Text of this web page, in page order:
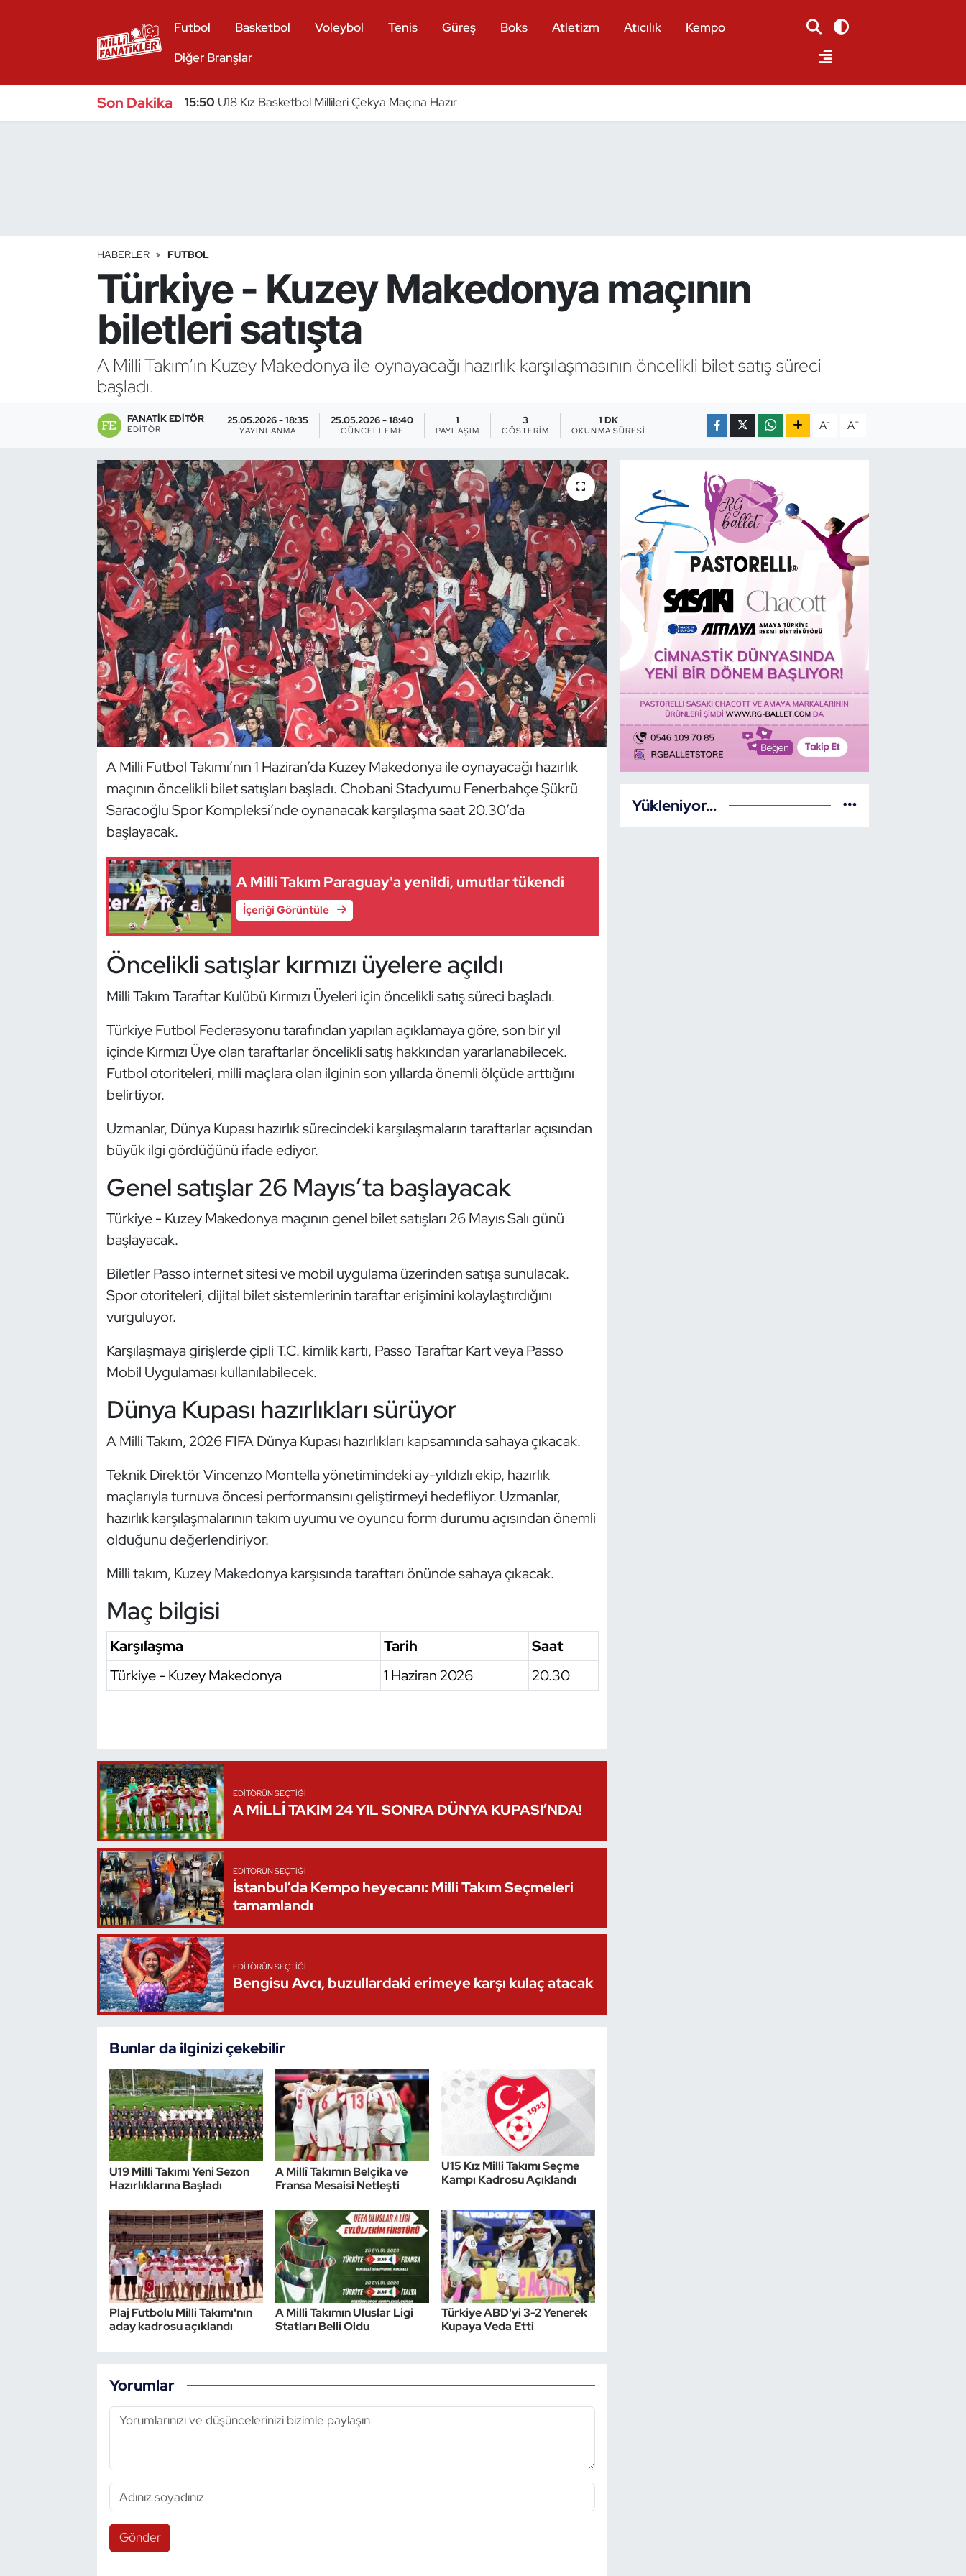
Futbol Basketbol Voleybol Tenis Güreş Boks Atletizm Atıcılık
Kempo
Diğer Branşlar
Son Dakika 15:50 U18 Kız Basketbol Millileri Çekya Maçına Hazır
HABERLER FUTBOL
Türkiye - Kuzey Makedonya maçının
biletleri satışta
A Milli Takım’ın Kuzey Makedonya ile oynayacağı hazırlık karşılaşmasının öncelikli bilet satış süreci
başladı.
FANATIK EDITÖR
EDITÖR
25.05.2026 - 18:35
YAYINLANMA
25.05.2026 - 18:40
GÜNCELLEME
1
PAYLAŞIM
3
GÖSTERIM
1 DK
OKUNMA SÜRESI A- A+
A Milli Futbol Takımı’nın 1 Haziran’da Kuzey Makedonya ile oynayacağı hazırlık
maçının öncelikli bilet satışları başladı. Chobani Stadyumu Fenerbahçe Şükrü
Saracoğlu Spor Kompleksi’nde oynanacak karşılaşma saat 20.30’da
başlayacak.
A Milli Takım Paraguay'a yenildi, umutlar tükendi
İçeriği Görüntüle
Öncelikli satışlar kırmızı üyelere açıldı
Milli Takım Taraftar Kulübü Kırmızı Üyeleri için öncelikli satış süreci başladı.
Türkiye Futbol Federasyonu tarafından yapılan açıklamaya göre, son bir yıl
içinde Kırmızı Üye olan taraftarlar öncelikli satış hakkından yararlanabilecek.
Futbol otoriteleri, milli maçlara olan ilginin son yıllarda önemli ölçüde arttığını
belirtiyor.
Uzmanlar, Dünya Kupası hazırlık sürecindeki karşılaşmaların taraftarlar açısından
büyük ilgi gördüğünü ifade ediyor.
Genel satışlar 26 Mayıs’ta başlayacak
Türkiye - Kuzey Makedonya maçının genel bilet satışları 26 Mayıs Salı günü
başlayacak.
Biletler Passo internet sitesi ve mobil uygulama üzerinden satışa sunulacak.
Spor otoriteleri, dijital bilet sistemlerinin taraftar erişimini kolaylaştırdığını
vurguluyor.
Karşılaşmaya girişlerde çipli T.C. kimlik kartı, Passo Taraftar Kart veya Passo
Mobil Uygulaması kullanılabilecek.
Dünya Kupası hazırlıkları sürüyor
A Milli Takım, 2026 FIFA Dünya Kupası hazırlıkları kapsamında sahaya çıkacak.
Teknik Direktör Vincenzo Montella yönetimindeki ay-yıldızlı ekip, hazırlık
maçlarıyla turnuva öncesi performansını geliştirmeyi hedefliyor. Uzmanlar,
hazırlık karşılaşmalarının takım uyumu ve oyuncu form durumu açısından önemli
olduğunu değerlendiriyor.
Milli takım, Kuzey Makedonya karşısında taraftarı önünde sahaya çıkacak.
Maç bilgisi
Karşılaşma Tarih
Saat
Türkiye - Kuzey Makedonya
1 Haziran 2026 20.30
EDITÖRÜN SEÇTIĞI
A MİLLİ TAKIM 24 YIL SONRA DÜNYA KUPASI’NDA!
EDITÖRÜN SEÇTIĞI
İstanbul’da Kempo heyecanı: Milli Takım Seçmeleri
tamamlandı
EDITÖRÜN SEÇTIĞI
Bengisu Avcı, buzullardaki erimeye karşı kulaç atacak
Bunlar da ilginizi çekebilir
U19 Milli Takımı Yeni Sezon
Hazırlıklarına Başladı
A Millî Takımın Belçika ve
Fransa Mesaisi Netleşti
U15 Kız Milli Takımı Seçme
Kampı Kadrosu Açıklandı
Plaj Futbolu Milli Takımı'nın
aday kadrosu açıklandı
A Milli Takımın Uluslar Ligi
Statları Belli Oldu
Türkiye ABD'yi 3-2 Yenerek
Kupaya Veda Etti
Yorumlar
Gönder
Yükleniyor...
Bocce Bowling Dart
Buz Hokeyi
Buz Pateni
Çim Hokeyi
Cimnastik
Dans Sporları
Dövüş Sanatı
Hava Sporları
Judo ve Kuraş
Kano ve Rafting
Modern Pentatlon
Motor Sporları
Oryantiring
Özel Sporcular
Sualtı Sporları
Wushu Kungfu